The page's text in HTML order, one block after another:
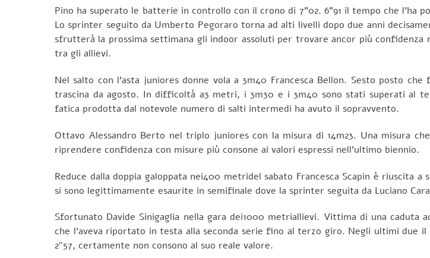
Pino ha superato le batterie in controllo con il crono di 7”02. 6”91 il tempo che
Lo sprinter seguito da Umberto Pegoraro torna ad alti livelli dopo due anni
sfrutterà la prossima settimana gli indoor assoluti per trovare ancor più
tra gli allievi.
Nel salto con l’asta juniores donne vola a 3m40 Francesca Bellon. Sesto posto
trascina da agosto. In difficoltà a3 metri, i 3m30 e i 3m40 sono stati superati al
fatica prodotta dal notevole numero di salti intermedi ha avuto il sopravvento.
Ottavo Alessandro Berto nel triplo juniores con la misura di 14m23. Una misura
riprendere confidenza con misure più consone ai valori espressi nell’ultimo biennio.
Reduce dalla doppia galoppata nei400 metridel sabato Francesca Scapin è riuscita
si sono legittimamente esaurite in semifinale dove la sprinter seguita da Luciano
Sfortunato Davide Sinigaglia nella gara dei1000 metriallievi. Vittima di una
che l’aveva riportato in testa alla seconda serie fino al terzo giro. Negli ultimi due
2″57, certamente non consono al suo reale valore.